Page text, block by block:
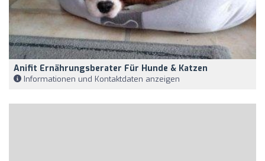
Anifit Ernährungsberater Für Hunde & Katzen
Informationen und Kontaktdaten anzeigen